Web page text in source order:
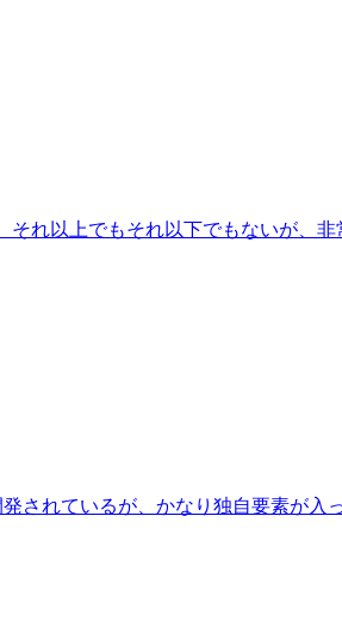
れ以上でもそれ以下でもないが、非
されているが、かなり独自要素が入